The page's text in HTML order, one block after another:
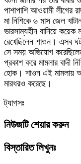
পাশাপাশি আওয়ামী লীগের
মা নিশিকে ৬ মাস জেল
ভারসাম্যহীন বানিয়ে কয়েক
রেখেছিলেন শাওন। এসব
সে সময় অভিযোগ
প্রকাশ করে মামলার বাদী
হোক। শাওন এই মামলায়
মারধরও করেছে।
ট্যাগসঃ
নিউজটি শেয়ার করুন
বিস্তারিত লিখুনঃ